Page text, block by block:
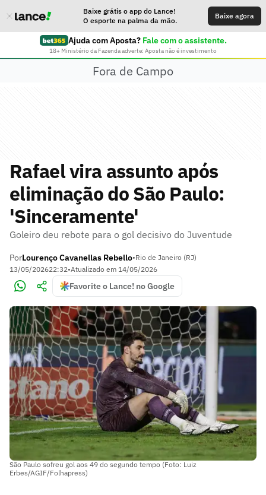
Baixe grátis o app do Lance!
O esporte na palma da mão.
Baixe agora
Ajuda com Aposta? Fale com o assistente.
18+ Ministério da Fazenda adverte: Aposta não é investimento
Fora de Campo
Rafael vira assunto após
eliminação do São Paulo:
'Sinceramente'
Goleiro deu rebote para o gol decisivo do Juventude
PorLourenço Cavanellas Rebello•Rio de Janeiro (RJ)
13/05/202622:32•Atualizado em 14/05/2026
Favorite o Lance! no Google
São Paulo sofreu gol aos 49 do segundo tempo (Foto: Luiz
Erbes/AGIF/Folhapress)